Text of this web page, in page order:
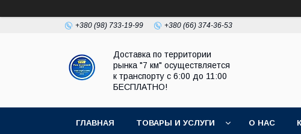
+380 (98) 733-19-99 +380 (66) 374-36-53
Доставка по территории
рынка "7 км" осуществляется
к транспорту с 6:00 до 11:00
БЕСПЛАТНО!
ГЛАВНАЯ ТОВАРЫ И УСЛУГИ О НАС